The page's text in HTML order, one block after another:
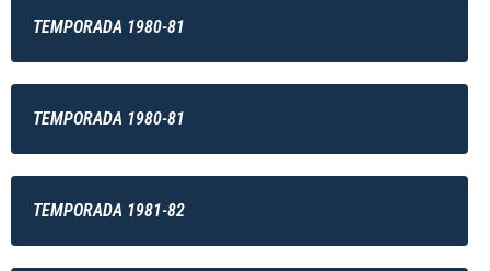
TEMPORADA 1980-81
TEMPORADA 1980-81
TEMPORADA 1981-82